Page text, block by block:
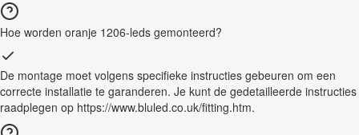
Hoe worden oranje 1206-leds gemonteerd?
De montage moet volgens specifieke instructies gebeuren om een
correcte installatie te garanderen. Je kunt de gedetailleerde instructies
raadplegen op https://www.bluled.co.uk/fitting.htm.